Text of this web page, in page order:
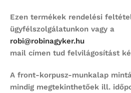
Ezen termékek rendelési
ügyfélszolgálatunkon vagy a
robi@robinagyker.hu
mail címen tud felvilágosítást
A front-korpusz-munkalap
mindig megtekinthetőek ill.